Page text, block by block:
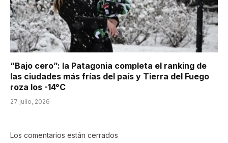
“Bajo cero”: la Patagonia completa el ranking de
las ciudades más frías del país y Tierra del Fuego
roza los -14°C
27 julio, 2026
Los comentarios están cerrados